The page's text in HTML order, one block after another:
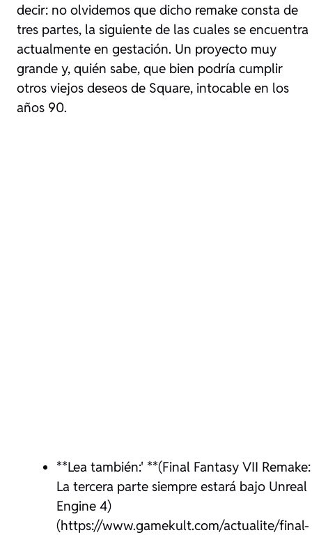
decir: no olvidemos que dicho remake consta de
tres partes, la siguiente de las cuales se encuentra
actualmente en gestación. Un proyecto muy
grande y, quién sabe, que bien podría cumplir
otros viejos deseos de Square, intocable en los
años 90.
**Lea también:' **(Final Fantasy VII Remake:
La tercera parte siempre estará bajo Unreal
Engine 4)
(https://www.gamekult.com/actualite/final-